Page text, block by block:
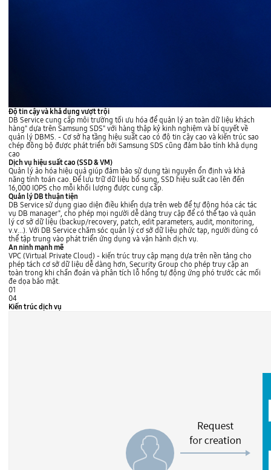
Độ tin cậy và khả dụng vượt trội
DB Service cung cấp môi trường tối ưu hóa để quản lý an toàn dữ liệu khách
hàng" dựa trên Samsung SDS" với hàng thập kỷ kinh nghiệm và bí quyết về
quản lý DBMS. - Cơ sở hạ tầng hiệu suất cao có độ tin cậy cao và kiến trúc sao
chép đồng bộ được phát triển bởi Samsung SDS cũng đảm bảo tính khả dụng
cao
Dịch vụ hiệu suất cao (SSD & VM)
Quản lý ảo hóa hiệu quả giúp đảm bảo sử dụng tài nguyên ổn định và khả
năng tính toán cao. Để lưu trữ dữ liệu bổ sung, SSD hiệu suất cao lên đến
16,000 IOPS cho mỗi khối lượng được cung cấp.
Quản lý DB thuận tiện
DB Service sử dụng giao diện điều khiển dựa trên web để tự động hóa các tác
vụ DB manager", cho phép mọi người dễ dàng truy cập để có thể tạo và quản
lý cơ sở dữ liệu (backup/recovery, patch, edit parameters, audit, monitoring,
v.v...). Với DB Service chăm sóc quản lý cơ sở dữ liệu phức tạp, người dùng có
thể tập trung vào phát triển ứng dụng và vận hành dịch vụ.
An ninh mạnh mẽ
VPC (Virtual Private Cloud) - kiến trúc truy cập mạng dựa trên nền tảng cho
phép tách cơ sở dữ liệu dễ dàng hơn, Security Group cho phép truy cập an
toàn trong khi chẩn đoán và phân tích lỗ hổng tự động ứng phó trước các mối
đe dọa bảo mật.
01
04
Kiến trúc dịch vụ